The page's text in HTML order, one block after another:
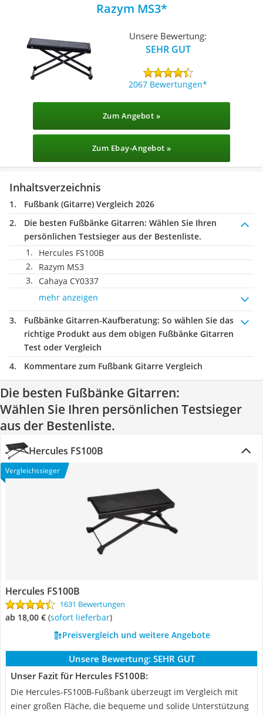
Razym MS3
Unsere Bewertung:
SEHR GUT
2067 Bewertungen
Zum Angebot »
Zum Ebay-Angebot »
Inhaltsverzeichnis
Fußbank (Gitarre) Vergleich 2026
Die besten Fußbänke Gitarren: Wählen Sie Ihren
persönlichen Testsieger aus der Bestenliste.
Hercules FS100B
Razym MS3
Cahaya CY0337
mehr anzeigen
Fußbänke Gitarren-Kaufberatung: So wählen Sie das
richtige Produkt aus dem obigen Fußbänke Gitarren
Test oder Vergleich
Kommentare zum Fußbank Gitarre Vergleich
Die besten Fußbänke Gitarren:
Wählen Sie Ihren persönlichen Testsieger
aus der Bestenliste.
Hercules FS100B
Vergleichssieger
Hercules FS100B
1631 Bewertungen
ab 18,00 € ( Sofort lieferbar)
Preisvergleich und weitere Angebote
Unsere Bewertung: SEHR GUT
Unser Fazit für Hercules FS100B:
Die Hercules-FS100B-Fußbank überzeugt im Vergleich mit
einer großen Fläche, die bequeme und solide Unterstützung